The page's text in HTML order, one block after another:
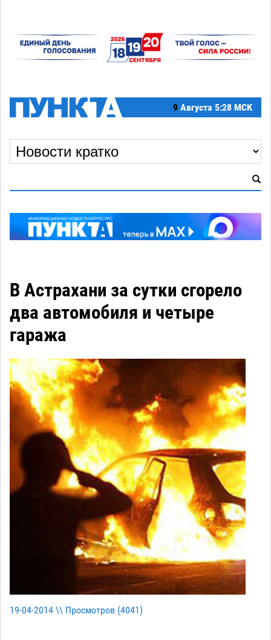
9 Августа 5:28 МСК
В Астрахани за сутки сгорело
два автомобиля и четыре
гаража
19-04-2014 \\ Просмотров (4041)